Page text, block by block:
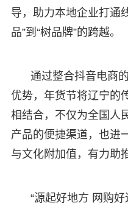
导，助力本地企业打通
品”到“树品牌”的跨越。
通过整合抖音电商
优势，年货节将辽宁的
相结合，不仅为全国人
产品的便捷渠道，也进
与文化附加值，有力助
“源起好地方 网购